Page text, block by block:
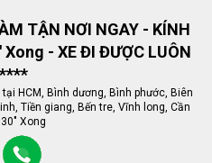
TẬN NƠI NGAY - KÍNH
- XE ĐI ĐƯỢC LUÔN
tại HCM, Bình dương, Bình phước, Biên
Tiền giang, Bến tre, Vĩnh long, Cần
Xong